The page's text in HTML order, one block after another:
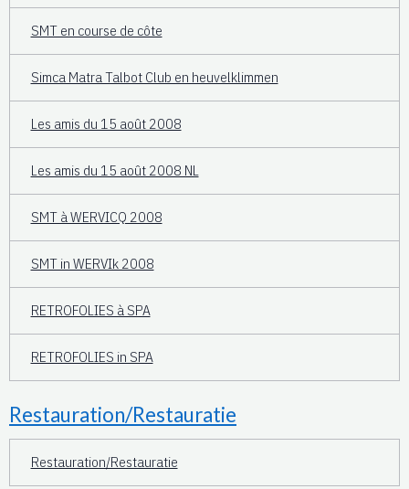
SMT en course de côte
Simca Matra Talbot Club en heuvelklimmen
Les amis du 15 août 2008
Les amis du 15 août 2008 NL
SMT à WERVICQ 2008
SMT in WERVIk 2008
RETROFOLIES à SPA
RETROFOLIES in SPA
Restauration/Restauratie
Restauration/Restauratie